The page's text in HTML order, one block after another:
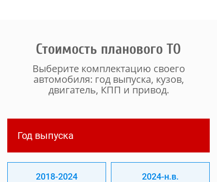
Стоимость планового ТО
Выберите комплектацию своего
автомобиля: год выпуска, кузов,
двигатель, КПП и привод.
Год выпуска
2018-2024 2024-н.в.